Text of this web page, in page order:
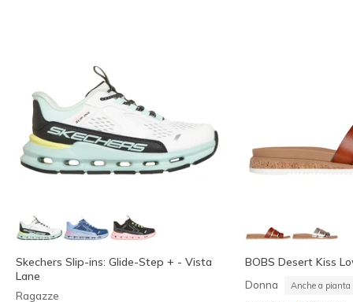
Skechers Slip-ins: Glide-Step + - Vista
Lane
Ragazze
BOBS Desert Kiss
Donna Anche a pianta